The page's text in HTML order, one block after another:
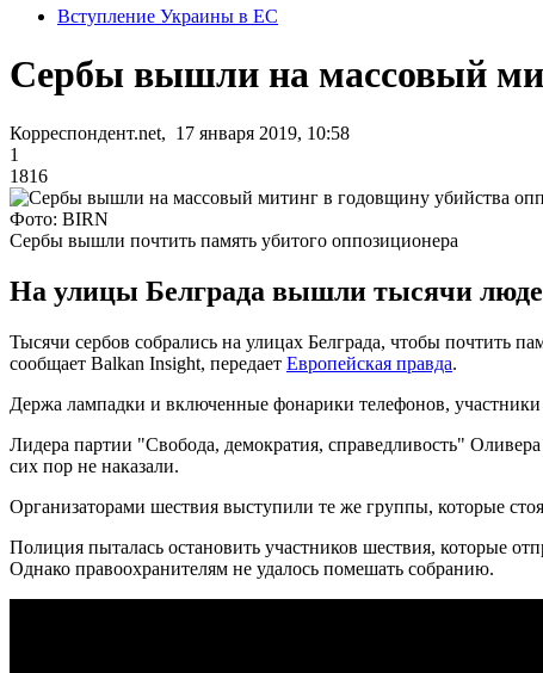
Вступление Украины в ЕС
Сербы вышли на массовый
Корреспондент.net, 17 января 2019, 10:58
1
1816
Фото: BIRN
Сербы вышли почтить память убитого оппозиционера
На улицы Белграда вышли тысячи
Тысячи сербов собрались на улицах Белграда, чтобы почтить
сообщает Balkan Insight, передает Европейская правда.
Держа лампадки и включенные фонарики телефонов,
Лидера партии "Свобода, демократия, справедливость"
сих пор не наказали.
Организаторами шествия выступили те же группы, которые
Полиция пыталась остановить участников шествия, которые
Однако правоохранителям не удалось помешать собранию.